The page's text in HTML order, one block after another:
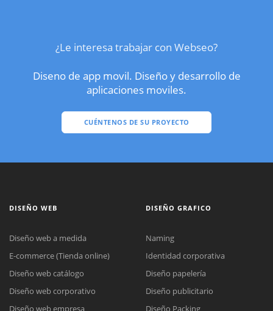
¿Le interesa trabajar con Webseo?
Diseno de app movil. Diseño y desarrollo de
aplicaciones moviles.
CUÉNTENOS DE SU PROYECTO
DISEÑO WEB
Diseño web a medida
E-commerce (Tienda online)
Diseño web catálogo
Diseño web corporativo
Diseño web empresa
DISEÑO GRAFICO
Naming
Identidad corporativa
Diseño papelería
Diseño publicitario
Diseño Packing